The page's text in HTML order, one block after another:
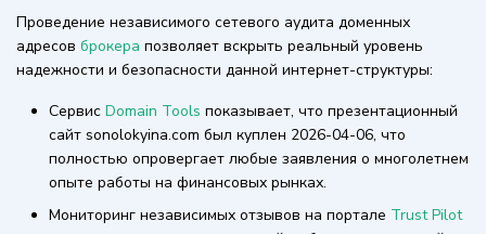
Проведение независимого сетевого аудита доменных
адресов брокера позволяет вскрыть реальный уровень
надежности и безопасности данной интернет-структуры:
Сервис Domain Tools показывает, что презентационный
сайт sonolokyina.com был куплен 2026-04-06, что
полностью опровергает любые заявления о многолетнем
опыте работы на финансовых рынках.
Мониторинг независимых отзывов на портале Trust Pilot